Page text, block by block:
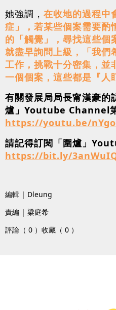
她強調， 在收地的過程中
症」，若某些個案需要酌
的「觸覺」，尋找這些個
就盡早詢問上級，「我們
工作，挑戰十分密集，並
一個個案，這些都是『人
有關發展局局長甯漢豪的
爐」Youtube Channel
https://youtu.be/
請記得訂閱「圍爐」
https://bit.ly/
編輯 | Dleung
責編 | 梁庭希
評論（ 0 ） 收藏（ 0 ）